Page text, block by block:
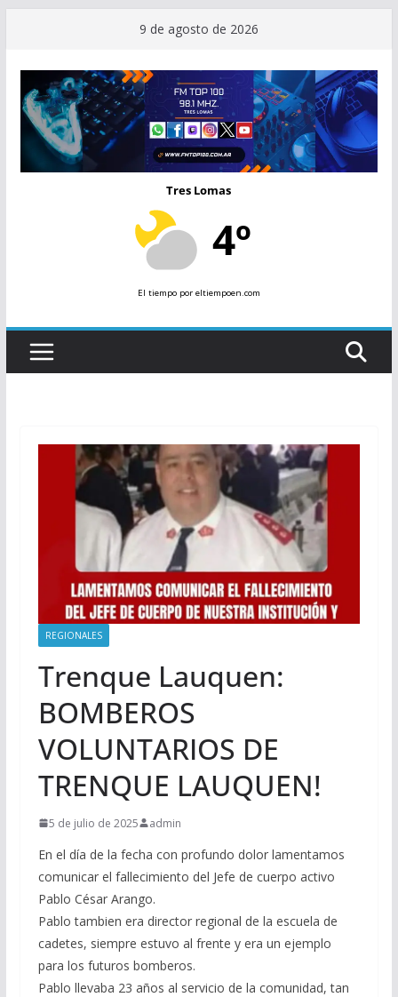
contenido
9 de agosto de 2026
Tres Lomas
4º
El tiempopor eltiempoen.com
REGIONALES
Trenque Lauquen:
BOMBEROS
VOLUNTARIOS DE
TRENQUE LAUQUEN!
5 de julio de 2025 admin
En el día de la fecha con profundo dolor lamentamos
comunicar el fallecimiento del Jefe de cuerpo activo
Pablo César Arango.
Pablo tambien era director regional de la escuela de
cadetes, siempre estuvo al frente y era un ejemplo
para los futuros bomberos.
Pablo llevaba 23 años al servicio de la comunidad, tan